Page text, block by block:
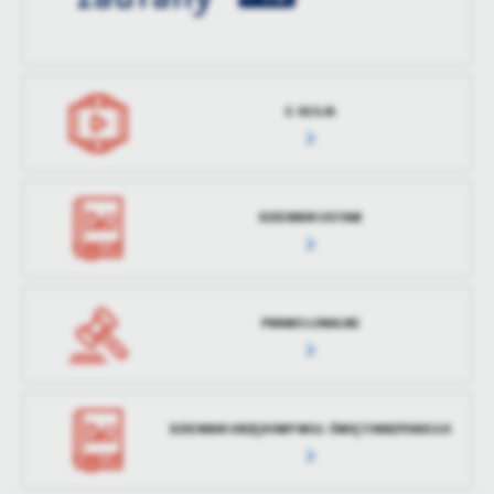
treści w postaci wiadomości, ofert, komunikatów mediów
E-SESJA
DZIENNIK USTAW
PRAWO LOKALNE
DZIENNIK URZĘDOWY WOJ. ŚWIĘTOKRZYSKIEGO